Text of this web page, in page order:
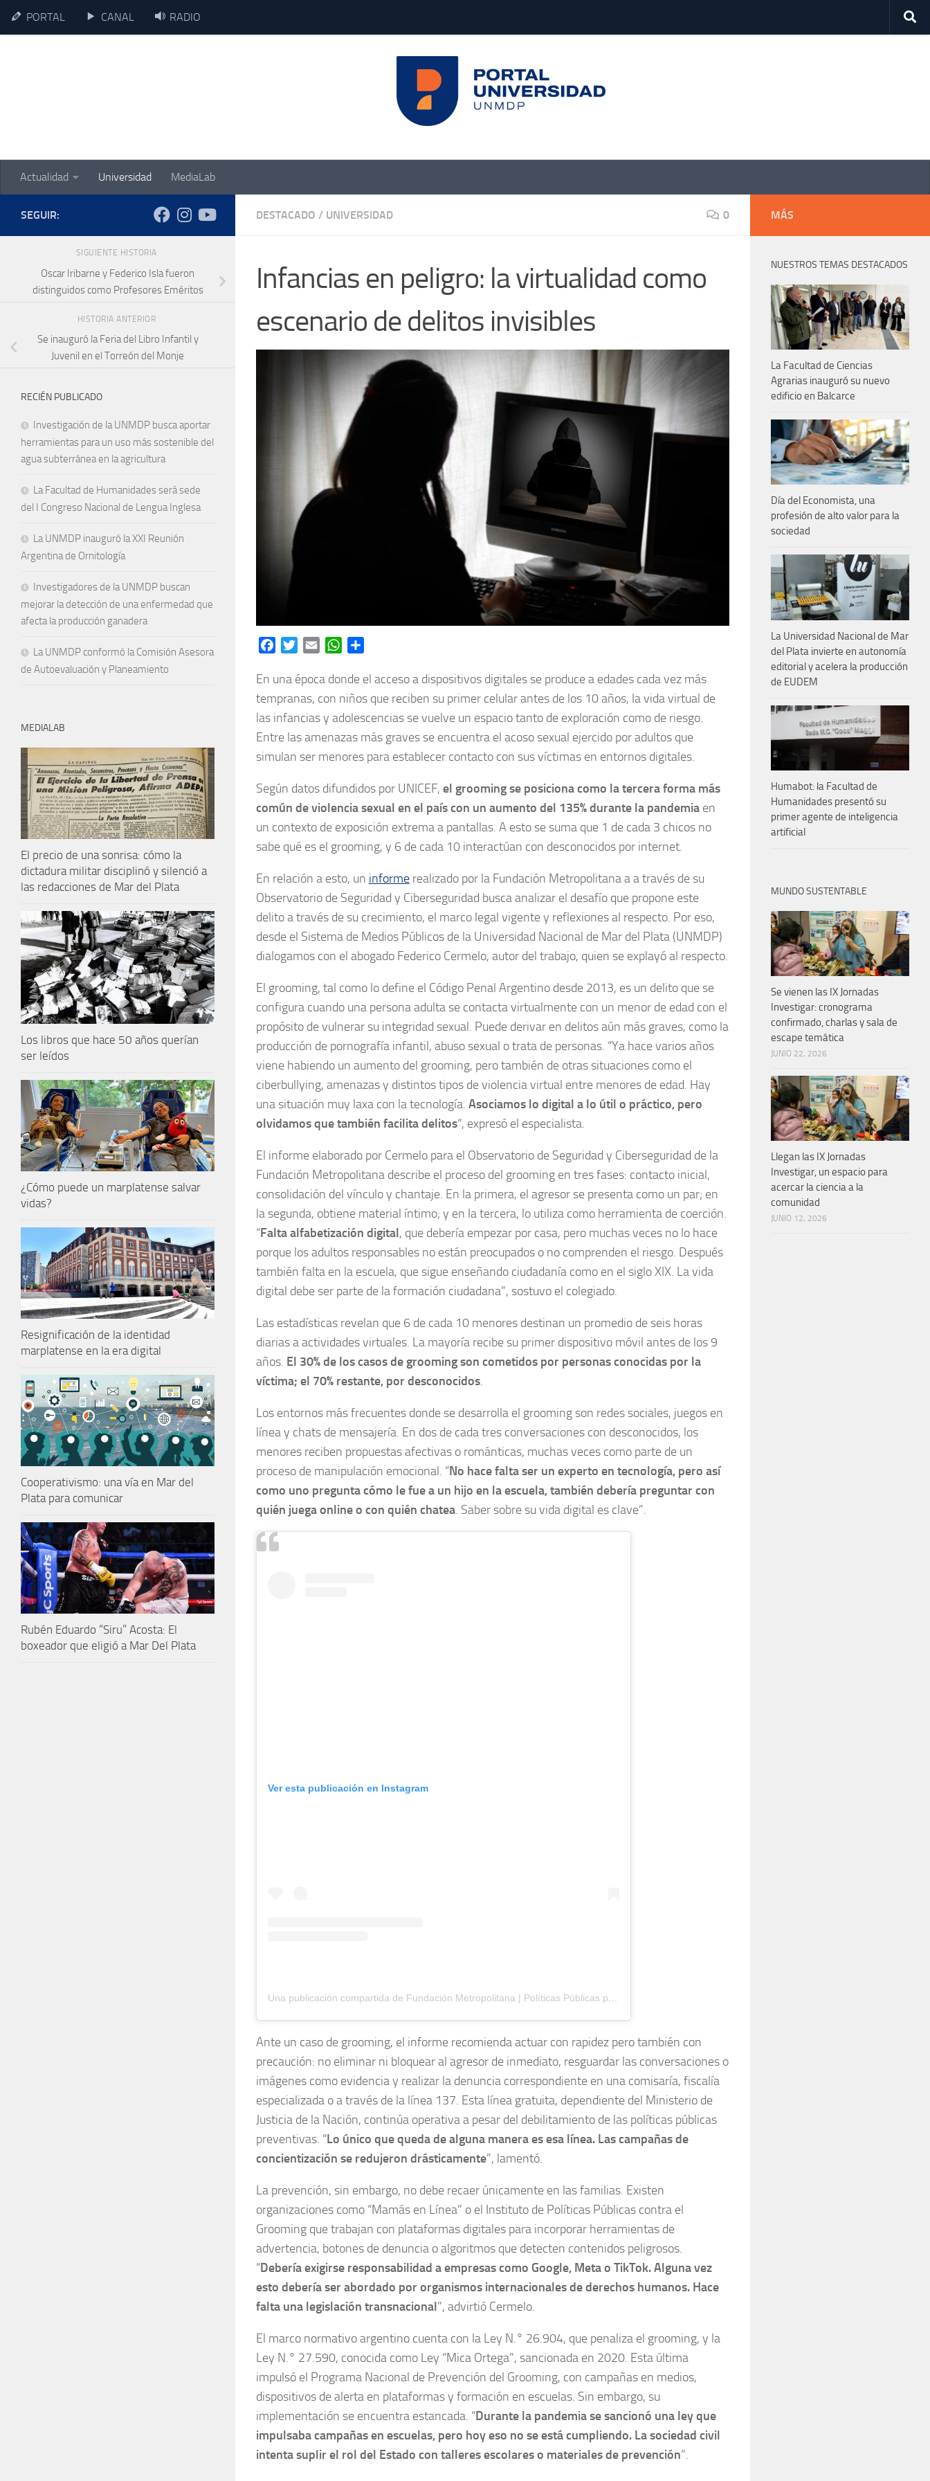
Skip to content
PORTAL CANAL RADIO
Actualidad Universidad MediaLab
DESTACADO / UNIVERSIDAD 0
Infancias en peligro: la virtualidad como
escenario de delitos invisibles
FacebookTwitterEmail WhatsApp
En una época donde el acceso a dispositivos digitales se produce a edades cada vez más
tempranas, con niños que reciben su primer celular antes de los 10 años, la vida virtual de
las infancias y adolescencias se vuelve un espacio tanto de exploración como de riesgo.
Entre las amenazas más graves se encuentra el acoso sexual ejercido por adultos que
simulan ser menores para establecer contacto con sus víctimas en entornos digitales.
Según datos difundidos por UNICEF, el grooming se posiciona como la tercera forma más
común de violencia sexual en el país con un aumento del 135% durante la pandemia en
un contexto de exposición extrema a pantallas. A esto se suma que 1 de cada 3 chicos no
sabe qué es el grooming, y 6 de cada 10 interactúan con desconocidos por internet.
En relación a esto, un informe realizado por la Fundación Metropolitana a a través de su
Observatorio de Seguridad y Ciberseguridad busca analizar el desafío que propone este
delito a través de su crecimiento, el marco legal vigente y reflexiones al respecto. Por eso,
desde el Sistema de Medios Públicos de la Universidad Nacional de Mar del Plata (UNMDP)
dialogamos con el abogado Federico Cermelo, autor del trabajo, quien se explayó al respecto.
El grooming, tal como lo define el Código Penal Argentino desde 2013, es un delito que se
configura cuando una persona adulta se contacta virtualmente con un menor de edad con el
propósito de vulnerar su integridad sexual. Puede derivar en delitos aún más graves, como la
producción de pornografía infantil, abuso sexual o trata de personas. “Ya hace varios años
viene habiendo un aumento del grooming, pero también de otras situaciones como el
ciberbullying, amenazas y distintos tipos de violencia virtual entre menores de edad. Hay
una situación muy laxa con la tecnología. Asociamos lo digital a lo útil o práctico, pero
olvidamos que también facilita delitos“, expresó el especialista.
El informe elaborado por Cermelo para el Observatorio de Seguridad y Ciberseguridad de la
Fundación Metropolitana describe el proceso del grooming en tres fases: contacto inicial,
consolidación del vínculo y chantaje. En la primera, el agresor se presenta como un par; en
la segunda, obtiene material íntimo; y en la tercera, lo utiliza como herramienta de coerción.
“Falta alfabetización digital, que debería empezar por casa, pero muchas veces no lo hace
porque los adultos responsables no están preocupados o no comprenden el riesgo. Después
también falta en la escuela, que sigue enseñando ciudadanía como en el siglo XIX. La vida
digital debe ser parte de la formación ciudadana”, sostuvo el colegiado.
Las estadísticas revelan que 6 de cada 10 menores destinan un promedio de seis horas
diarias a actividades virtuales. La mayoría recibe su primer dispositivo móvil antes de los 9
años. El 30% de los casos de grooming son cometidos por personas conocidas por la
víctima; el 70% restante, por desconocidos.
Los entornos más frecuentes donde se desarrolla el grooming son redes sociales, juegos en
línea y chats de mensajería. En dos de cada tres conversaciones con desconocidos, los
menores reciben propuestas afectivas o románticas, muchas veces como parte de un
proceso de manipulación emocional. “No hace falta ser un experto en tecnología, pero así
como uno pregunta cómo le fue a un hijo en la escuela, también debería preguntar con
quién juega online o con quién chatea. Saber sobre su vida digital es clave”.
Ver esta publicación en Instagram
Una publicación compartida de Fundación Metropolitana | Políticas Públicas para la Argentina (@fundametro)
Ante un caso de grooming, el informe recomienda actuar con rapidez pero también con
precaución: no eliminar ni bloquear al agresor de inmediato, resguardar las conversaciones o
imágenes como evidencia y realizar la denuncia correspondiente en una comisaría, fiscalía
especializada o a través de la línea 137. Esta línea gratuita, dependiente del Ministerio de
Justicia de la Nación, continúa operativa a pesar del debilitamiento de las políticas públicas
preventivas. “Lo único que queda de alguna manera es esa línea. Las campañas de
concientización se redujeron drásticamente”, lamentó.
La prevención, sin embargo, no debe recaer únicamente en las familias. Existen
organizaciones como “Mamás en Línea” o el Instituto de Políticas Públicas contra el
Grooming que trabajan con plataformas digitales para incorporar herramientas de
advertencia, botones de denuncia o algoritmos que detecten contenidos peligrosos.
“Debería exigirse responsabilidad a empresas como Google, Meta o TikTok. Alguna vez
esto debería ser abordado por organismos internacionales de derechos humanos. Hace
falta una legislación transnacional”, advirtió Cermelo.
El marco normativo argentino cuenta con la Ley N.° 26.904, que penaliza el grooming, y la
Ley N.° 27.590, conocida como Ley “Mica Ortega”, sancionada en 2020. Esta última
impulsó el Programa Nacional de Prevención del Grooming, con campañas en medios,
dispositivos de alerta en plataformas y formación en escuelas. Sin embargo, su
implementación se encuentra estancada. “Durante la pandemia se sancionó una ley que
impulsaba campañas en escuelas, pero hoy eso no se está cumpliendo. La sociedad civil
intenta suplir el rol del Estado con talleres escolares o materiales de prevención”.
SEGUIR:
SIGUIENTE HISTORIA
Oscar Iribarne y Federico Isla fueron
distinguidos como Profesores Eméritos
HISTORIA ANTERIOR
Se inauguró la Feria del Libro Infantil y
Juvenil en el Torreón del Monje
RECIÉN PUBLICADO
Investigación de la UNMDP busca aportar
herramientas para un uso más sostenible del
agua subterránea en la agricultura
La Facultad de Humanidades será sede
del I Congreso Nacional de Lengua Inglesa
La UNMDP inauguró la XXI Reunión
Argentina de Ornitología
Investigadores de la UNMDP buscan
mejorar la detección de una enfermedad que
afecta la producción ganadera
La UNMDP conformó la Comisión Asesora
de Autoevaluación y Planeamiento
MEDIALAB
El precio de una sonrisa: cómo la
dictadura militar disciplinó y silenció a
las redacciones de Mar del Plata
Los libros que hace 50 años querían
ser leídos
¿Cómo puede un marplatense salvar
vidas?
Resignificación de la identidad
marplatense en la era digital
Cooperativismo: una vía en Mar del
Plata para comunicar
Rubén Eduardo “Siru” Acosta: El
boxeador que eligió a Mar Del Plata
MÁS
NUESTROS TEMAS DESTACADOS
La Facultad de Ciencias
Agrarias inauguró su nuevo
edificio en Balcarce
Día del Economista, una
profesión de alto valor para la
sociedad
La Universidad Nacional de Mar
del Plata invierte en autonomía
editorial y acelera la producción
de EUDEM
Humabot: la Facultad de
Humanidades presentó su
primer agente de inteligencia
artificial
MUNDO SUSTENTABLE
Se vienen las IX Jornadas
Investigar: cronograma
confirmado, charlas y sala de
escape temática
JUNIO 22, 2026
Llegan las IX Jornadas
Investigar, un espacio para
acercar la ciencia a la
comunidad
JUNIO 12, 2026